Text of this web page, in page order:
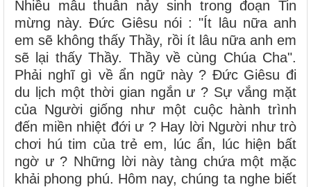
Nhiều mâu thuẫn nảy sinh trong đoạn Tin
mừng này. Đức Giêsu nói : "Ít lâu nữa anh
em sẽ không thấy Thầy, rồi ít lâu nữa anh em
sẽ lại thấy Thầy. Thầy về cùng Chúa Cha".
Phải nghĩ gì về ẩn ngữ này ? Đức Giêsu đi
du lịch một thời gian ngắn ư ? Sự vắng mặt
của Người giống như một cuộc hành trình
đến miền nhiệt đới ư ? Hay lời Người như trò
chơi hú tim của trẻ em, lúc ẩn, lúc hiện bất
ngờ ư ? Những lời này tàng chứa một mặc
khải phong phú. Hôm nay, chúng ta nghe biết